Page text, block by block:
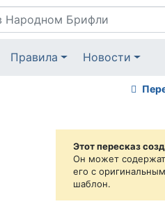
Правила Новости
Этот пересказ
Он может
его с
шаблон.